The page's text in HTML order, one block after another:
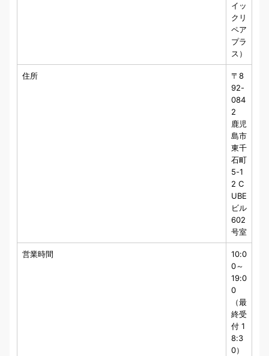
イッ
クリ
ペア
プラ
ス）
住所
〒8
92-
084
2
鹿児
島市
東千
石町
5-1
2 C
UBE
ビル
602
号室
営業時間
10:0
0～
19:0
0
（最
終受
付 1
8:3
0）